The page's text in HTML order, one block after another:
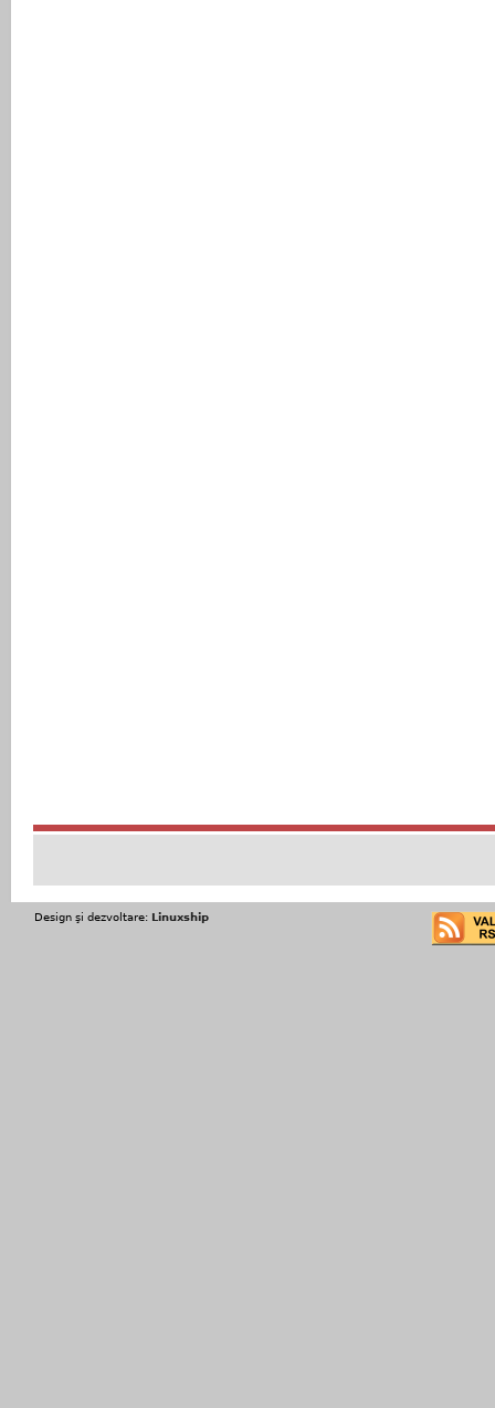
Design şi dezvoltare: Linuxship